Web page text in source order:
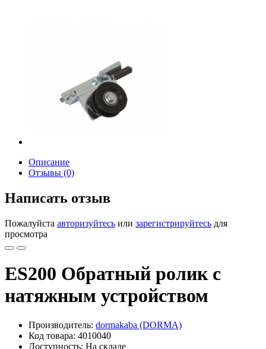
Описание
Отзывы (0)
Написать отзыв
Пожалуйста авторизуйтесь или зарегистрируйтесь для
просмотра
ES200 Обратный ролик с
натяжным устройством
Производитель: dormakaba (DORMA)
Код товара: 4010040
Доступность: На складе